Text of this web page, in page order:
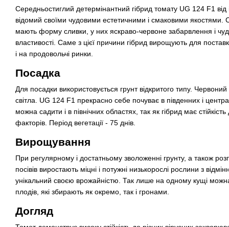
Середньостиглий детермінантний гібрид томату UG 124 F1 від
відомий своїми чудовими естетичними і смаковими якостями.
мають форму сливки, у них яскраво-червоне забарвлення і
властивості. Саме з цієї причини гібрид вирощують для
і на продовольчі ринки.
Посадка
Для посадки використовується грунт відкритого типу.
світла. UG 124 F1 прекрасно себе почуває в південних і
можна садити і в північних областях, так як гібрид має
факторів. Період вегетації - 75 днів.
Вирощування
При регулярному і достатньому зволоженні грунту, а також
посівів виростають міцні і потужні низькорослі рослини з
унікальний своєю врожайністю. Так лише на одному кущі можна
плодів, які збирають як окремо, так і гронами.
Догляд